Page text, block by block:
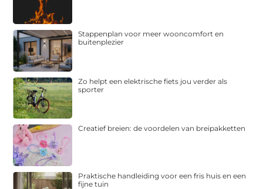
Stappenplan voor meer wooncomfort en
buitenplezier
Zo helpt een elektrische fiets jou verder als
sporter
Creatief breien: de voordelen van breipakketten
Praktische handleiding voor een fris huis en een
fijne tuin